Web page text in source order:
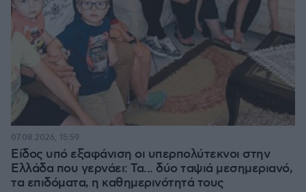
Είδος υπό εξαφάνιση οι υπερπολύτεκνοι στην
Ελλάδα που γερνάει: Τα... δύο ταψιά μεσημεριανό,
τα επιδόματα, η καθημερινότητά τους
07.08.2026, 15:59